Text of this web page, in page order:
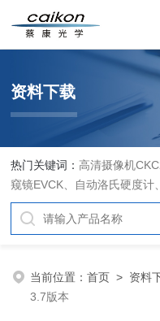
资料下载
热门关键词： 高清摄像机
窥镜EVCK、自动洛氏硬度计
数显维氏硬度计、液晶自动
DMM-480C、透反射偏光显
1、自动金相磨抛机YMPZ-2
当前位置：首页 > 资料
3.7版本